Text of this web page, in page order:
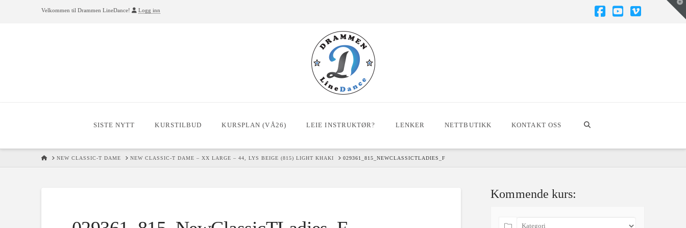
Velkommen til Drammen LineDance! Logg inn
SISTE NYTT KURSTILBUD KURSPLAN (VÅ26) LEIE INSTRUKTØR? LENKER NETTBUTIKK KONTAKT OSS
HOMENEW CLASSIC-T DAME NEW CLASSIC-T DAME – XX LARGE – 44, LYS BEIGE (815) LIGHT KHAKI 029361_815_NEWCLASSICTLADIES_F
Kommende kurs: